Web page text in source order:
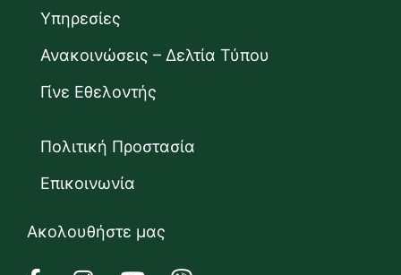
Υπηρεσίες
Ανακοινώσεις – Δελτία Τύπου
Γίνε Εθελοντής
Πολιτική Προστασία
Επικοινωνία
Ακολουθήστε μας